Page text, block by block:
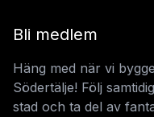
Bli medlem
Häng med när vi
Södertälje! Följ
stad och ta del av